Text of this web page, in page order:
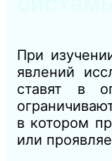
При
явлений
ставят в
в котором
или